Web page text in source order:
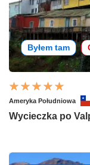
Byłem tam
Ameryka Południowa
Wycieczka po